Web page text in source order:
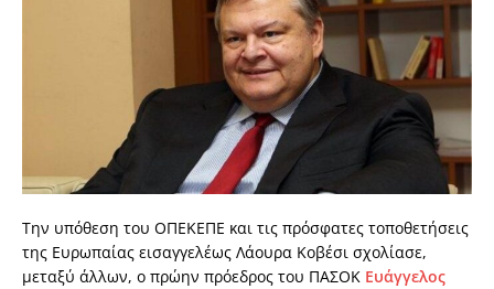
Την υπόθεση του ΟΠΕΚΕΠΕ και τις πρόσφατες τοποθετήσεις
της Ευρωπαίας εισαγγελέως Λάουρα Κοβέσι σχολίασε,
μεταξύ άλλων, ο πρώην πρόεδρος του ΠΑΣΟΚ Ευάγγελος